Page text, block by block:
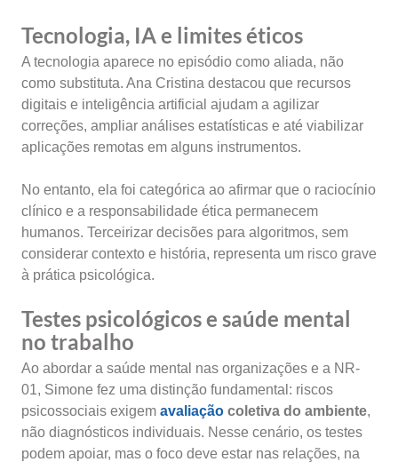
Tecnologia, IA e limites éticos
A tecnologia aparece no episódio como aliada, não
como substituta. Ana Cristina destacou que recursos
digitais e inteligência artificial ajudam a agilizar
correções, ampliar análises estatísticas e até viabilizar
aplicações remotas em alguns instrumentos.
No entanto, ela foi categórica ao afirmar que o raciocínio
clínico e a responsabilidade ética permanecem
humanos. Terceirizar decisões para algoritmos, sem
considerar contexto e história, representa um risco grave
à prática psicológica.
Testes psicológicos e saúde mental
no trabalho
Ao abordar a saúde mental nas organizações e a NR-
01, Simone fez uma distinção fundamental: riscos
psicossociais exigem avaliação coletiva do ambiente,
não diagnósticos individuais. Nesse cenário, os testes
podem apoiar, mas o foco deve estar nas relações, na